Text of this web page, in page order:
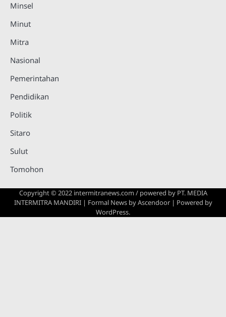
Minsel
Minut
Mitra
Nasional
Pemerintahan
Pendidikan
Politik
Sitaro
Sulut
Tomohon
Copyright © 2022 intermitranews.com / powered by PT. MEDIA
INTERMITRA MANDIRI| Formal News byAscendoor| Powered by
WordPress.